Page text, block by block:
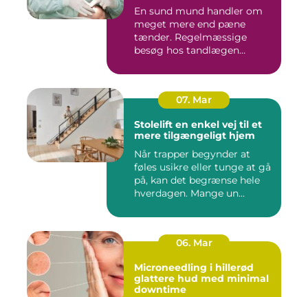
En sund mund handler om
meget mere end pæne
tænder. Regelmæssige
besøg hos tandlægen
07. Mar
Stolelift en enkel vej til et
mere tilgængeligt hjem
Når trapper begynder at
føles usikre eller tunge at gå
på, kan det begrænse hele
hverdagen. Mange un...
06. Mar
Microneedling i hillerød
glattere hud med minimal
downtime